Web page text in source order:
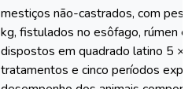
mestiços não-castrados, com
kg, fistulados no esôfago, rúmen e
dispostos em quadrado latino 5 ×
tratamentos e cinco períodos